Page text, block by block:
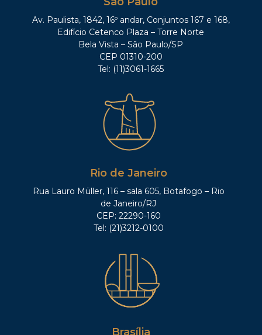
Av. Paulista, 1842, 16º andar, Conjuntos 167 e 168,
Edifício Cetenco Plaza – Torre Norte
Bela Vista – São Paulo/SP
CEP 01310-200
Tel: (11)3061-1665
Rio de Janeiro
Rua Lauro Müller, 116 – sala 605, Botafogo – Rio
de Janeiro/RJ
CEP: 22290-160
Tel: (21)3212-0100
Brasília